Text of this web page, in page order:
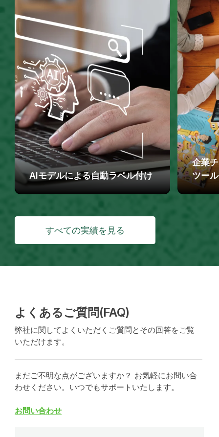
AIモデルによる自動ラベル付け
企業
ツール
すべての実績を見る
よくあるご質問(FAQ)
弊社に関してよくいただくご質問とその回答をご覧
いただけます。
まだご不明な点がございますか？ お気軽にお問い合
わせください。いつでもサポートいたします。
お問い合わせ